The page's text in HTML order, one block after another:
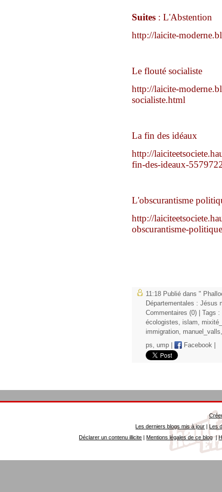
Suites : L'Abstention
http://laicite-
Le flouté socialiste
http://laicite-
socialiste.html
La fin des idéaux
http://
fin-des-ideaux-
L'obscurantisme
http://
obscurantisme-
11:18 Publié dans "
Départementales : Jésus
Commentaires (0) | Tags :
écologistes
islam
immigration
manuel_valls
ps
ump Facebook
Les derniers blogs mis à jour |Les
Déclarer un contenu illicite |Mentions légales de ce blog|